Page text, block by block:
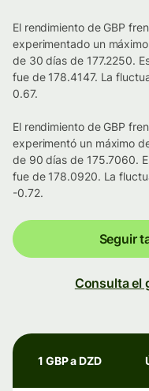
El rendimiento de GBP
experimentado un
de 30 días de 177.2250.
fue de 178.4147. La
0.67.
El rendimiento de GBP
experimentó un máximo
de 90 días de 175.7060.
fue de 178.0920. La
-0.72.
Seguir
Consulta el
1 GBP a DZD